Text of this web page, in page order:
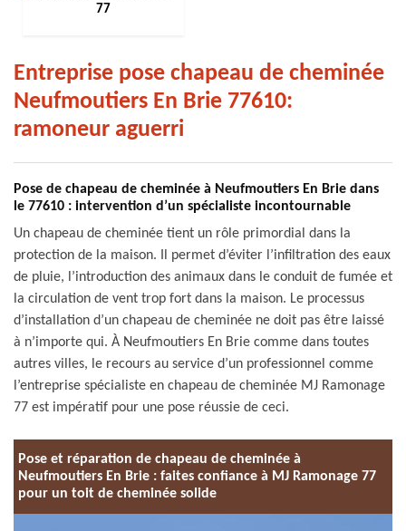
77
Entreprise pose chapeau de cheminée
Neufmoutiers En Brie 77610:
ramoneur aguerri
Pose de chapeau de cheminée à Neufmoutiers En Brie dans
le 77610 : intervention d’un spécialiste incontournable
Un chapeau de cheminée tient un rôle primordial dans la
protection de la maison. Il permet d’éviter l’infiltration des eaux
de pluie, l’introduction des animaux dans le conduit de fumée et
la circulation de vent trop fort dans la maison. Le processus
d’installation d’un chapeau de cheminée ne doit pas être laissé
à n’importe qui. À Neufmoutiers En Brie comme dans toutes
autres villes, le recours au service d’un professionnel comme
l’entreprise spécialiste en chapeau de cheminée MJ Ramonage
77 est impératif pour une pose réussie de ceci.
Pose et réparation de chapeau de cheminée à
Neufmoutiers En Brie : faites confiance à MJ Ramonage 77
pour un toit de cheminée solide